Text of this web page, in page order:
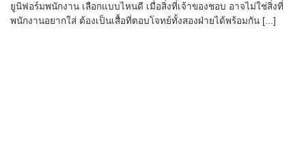
ยูนิฟอร์มพนักงาน เลือกแบบไหนดี เมื่อสิ่งที่เจ้าของชอบ อาจไม่ใช่สิ่งที่
พนักงานอยากใส่ ต้องเป็นเสื้อที่ตอบโจทย์ทั้งสองฝ่ายได้พร้อมกัน [...]